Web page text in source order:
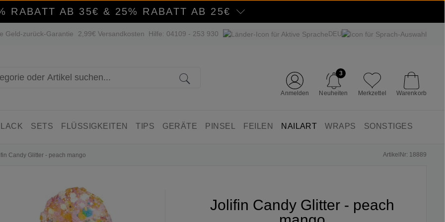
RABATT AB 35€ & 25% RABATT AB 25€
Geld-zurück-Garantie 2,99€ Versandkosten Hilfe: 04109 - 253 930 DEU
Anmelden Neuheiten
3
Merkzettel Warenkorb
SETS FLÜSSIGKEITEN TIPS GERÄTE PINSEL FEILEN NAILART WRAPS SONSTIGES
Candy Glitter - peach mango ArtikelNr: 18889
Jolifin Candy Glitter - peach